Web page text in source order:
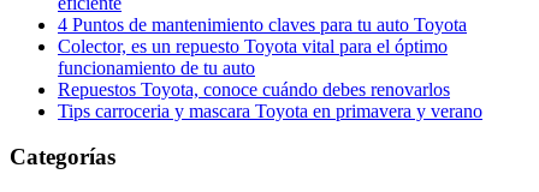
4 Puntos de mantenimiento claves para tu auto Toyota
Colector, es un repuesto Toyota vital para el óptimo
funcionamiento de tu auto
Repuestos Toyota, conoce cuándo debes renovarlos
Tips carroceria y mascara Toyota en primavera y verano
Categorías